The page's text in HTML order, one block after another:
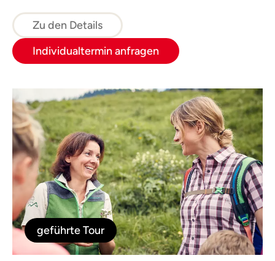
kennen, die naturverbundene
Bewegungslehre der Kelten.
Zu den Details
Individualtermin anfragen
geführte Tour